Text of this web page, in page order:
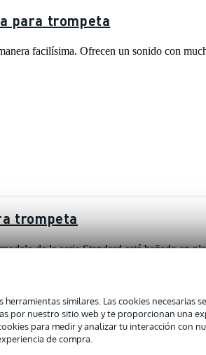
similares. Las cookies necesarias
por nuestro sitio web y te proporcionan una
para medir y analizar tu interacción con
de compra.
para trompeta
facilísima. Ofrecen un sonido con
trompeta
de la serie Standard está bañado en